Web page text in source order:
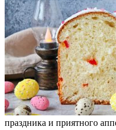
праздника и приятного